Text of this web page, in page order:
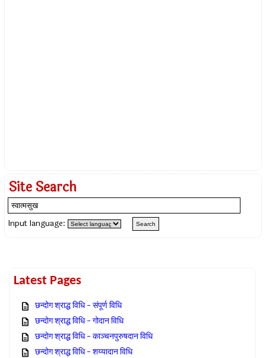
Site Search
Input language:
Latest Pages
छन्दोग श्राद्ध विधि – संपूर्ण विधि
छन्दोग श्राद्ध विधि – गोदान विधि
छन्दोग श्राद्ध विधि – काञ्चनपुरुषदान विधि
छन्दोग श्राद्ध विधि – शय्यादान विधि